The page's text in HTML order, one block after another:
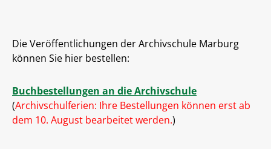
Die Veröffentlichungen der Archivschule Marburg
können Sie hier bestellen:
Buchbestellungen an die Archivschule
(Archivschulferien: Ihre Bestellungen können erst ab
dem 10. August bearbeitet werden.)